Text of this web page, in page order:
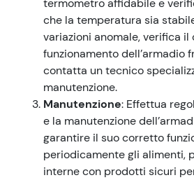
termometro affidabile e
che la temperatura sia
variazioni anomale, verifica
funzionamento dell’armadio
contatta un tecnico
manutenzione.
Manutenzione: Effettua
e la manutenzione
garantire il suo corretto
periodicamente gli alimenti,
interne con prodotti sicuri